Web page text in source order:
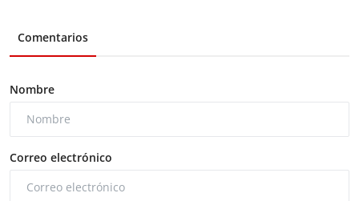
Comentarios
Nombre
Correo electrónico